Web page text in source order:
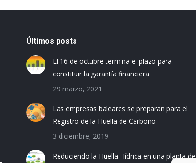
Últimos posts
El 16 de octubre termina el plazo para
constituir la garantía financiera
29 marzo, 2021
Las empresas baleares se preparan para el
Registro de la Huella de Carbono
3 diciembre, 2019
Reduciendo la Huella Hídrica en una planta de